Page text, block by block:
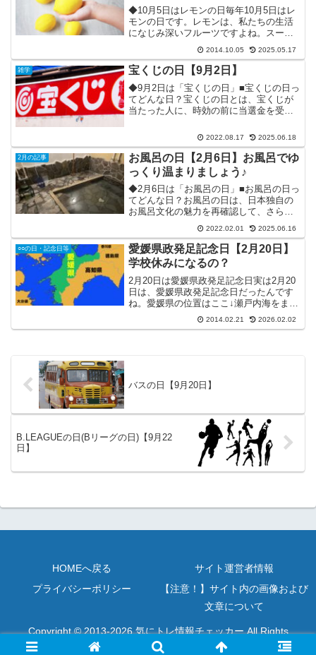
◆10月5日はレモンの日毎年10月5日はレ
モンの日です。レモンは、私たちの生活
になじみ深いフルーツですよね。スーパ
ーなどの食品売り場に行けば、必ずと言
っていいほど普通に売られています。一
年中見ない日は無いくらいです。今回
は、レモンの日につい...
2014.10.05 2025.05.17
雑学 宝くじの日【9月2日】
◆9月2日は「宝くじの日」■宝くじの日っ
てどんな日？宝くじの日とは、宝くじが
当たった人に、時効の前に当選金を受け
止」の想いから作られた記念日です。基
本的に、宝くじの当選金の有効期限は1年
であり、それを過ぎる...
2022.08.17 2025.06.18
2月の記事
お風呂の日【2月6日】お風呂でゆ
っくり温まりましょう♪
◆2月6日は「お風呂の日」■お風呂の日っ
てどんな日？お風呂の日は、日本独自の
お風呂文化の魅力を再確認して、さらに
広めていこうという日です。2月6日は、
日本ではまだまだ寒い時期です。🥶なの
で、普段、シャワーで済ませる人も風呂
に入って、身も心も...
2022.02.01 2025.06.16
○○の日・記念日等
愛媛県政発足記念日【2月20日】
学校休みになるの？
2月20日は愛媛県政発足記念日実は2月20
日は、愛媛県政発足記念日だったんです
ね。愛媛県の位置はここ↓瀬戸内海をまた
ぐ来島(くるしま)海峡大橋や愛媛みかんで
有名な愛媛県は、1873年(明治6年)に石鐵
2014.02.21 2026.02.02
バスの日【9月20日】
B.LEAGUEの日(Bリーグの日)【9月22
日】
HOMEへ戻る
サイト運営者情報
プライバシーポリシー
【注意！】サイト内の画像および
文章について
Copyright © 2013-2026 気にトレ情報チェッカー All Rights
Reserved.